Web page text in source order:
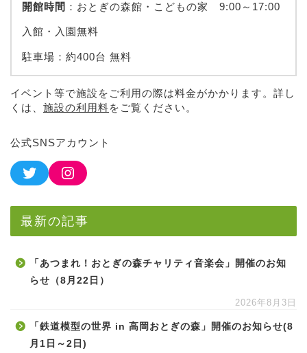
開館時間 ：おとぎの森館・こどもの家 9:00～17:00
入館・入園無料
駐車場：約400台 無料
イベント等で施設をご利用の際は料金がかかります。詳し
くは、 施設の利用料をご覧ください。
公式SNSアカウント
最新の記事
「あつまれ！おとぎの森チャリティ音楽会」開催のお知
らせ（8月22日）
2026年8月3日
「鉄道模型の世界 in 高岡おとぎの森」開催のお知らせ(8
月1日～2日)